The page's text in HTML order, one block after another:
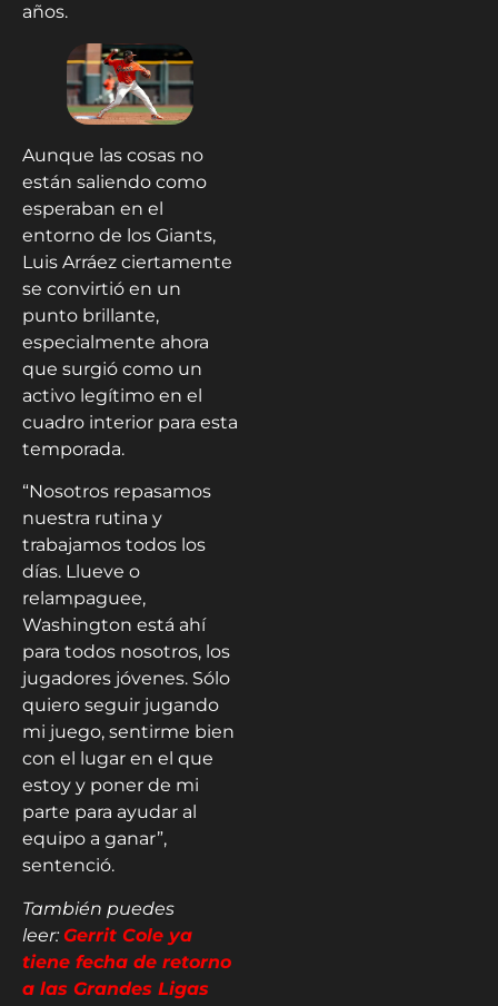
años.
Aunque las cosas no
están saliendo como
esperaban en el
entorno de los Giants,
Luis Arráez ciertamente
se convirtió en un
punto brillante,
especialmente ahora
que surgió como un
activo legítimo en el
cuadro interior para esta
temporada.
“Nosotros repasamos
nuestra rutina y
trabajamos todos los
días. Llueve o
relampaguee,
Washington está ahí
para todos nosotros, los
jugadores jóvenes. Sólo
quiero seguir jugando
mi juego, sentirme bien
con el lugar en el que
estoy y poner de mi
parte para ayudar al
equipo a ganar”,
sentenció.
También puedes
leer: Gerrit Cole ya
tiene fecha de retorno
a las Grandes Ligas